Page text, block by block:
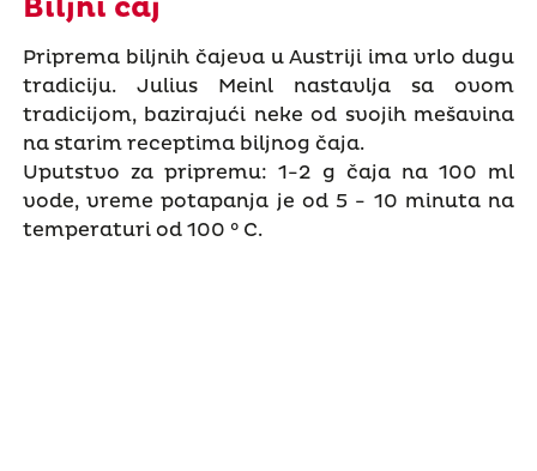
Biljni čaj
Priprema biljnih čajeva u Austriji ima vrlo dugu
tradiciju. Julius Meinl nastavlja sa ovom
tradicijom, bazirajući neke od svojih mešavina
na starim receptima biljnog čaja.
Uputstvo za pripremu: 1-2 g čaja na 100 ml
vode, vreme potapanja je od 5 - 10 minuta na
temperaturi od 100 ° C.